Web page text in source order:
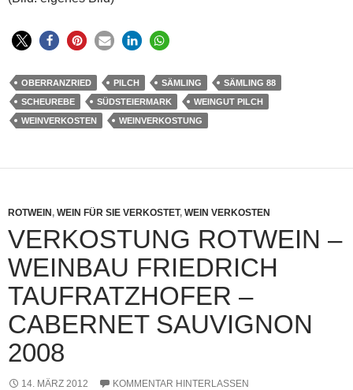
OBERRANZRIED PILCH SÄMLING
SÄMLING 88
SCHEUREBE
SÜDSTEIERMARK
WEINGUT PILCH
WEINVERKOSTEN
WEINVERKOSTUNG
ROTWEIN, WEIN FÜR SIE VERKOSTET, WEIN VERKOSTEN
VERKOSTUNG ROTWEIN –
WEINBAU FRIEDRICH
TAUFRATZHOFER –
CABERNET SAUVIGNON
2008
14. MÄRZ 2012 KOMMENTAR HINTERLASSEN